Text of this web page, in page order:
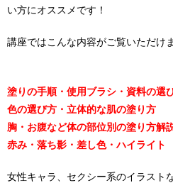
い方にオススメです！
講座ではこんな内容がご覧いただけま
塗りの手順・使用ブラシ・資料の選
色の選び方・立体的な肌の塗り方
胸・お腹など体の部位別の塗り方解
赤み・落ち影・差し色・ハイライト
女性キャラ、セクシー系のイラスト